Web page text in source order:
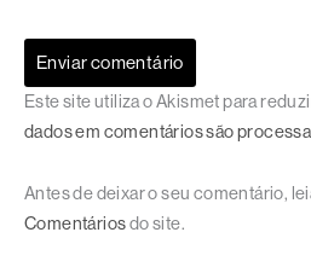
Este site utiliza o Akismet para
dados em comentários são
Antes de deixar o seu comentário,
Comentáriosdo site.